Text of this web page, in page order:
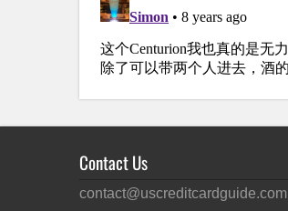
Contact Us
contact@uscreditcardguide.com